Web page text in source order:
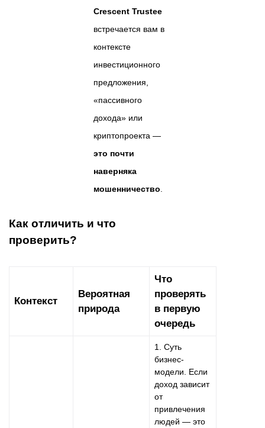
Crescent Trustee
встречается вам в
контексте
инвестиционного
предложения,
«пассивного
дохода» или
криптопроекта —
это почти
наверняка
мошенничество
Как отличить и что
проверить?
Контекст
Вероятная
природа
Что
проверять
в первую
очередь
1. Суть
бизнес-
модели. Если
доход зависит
от
привлечения
людей — это